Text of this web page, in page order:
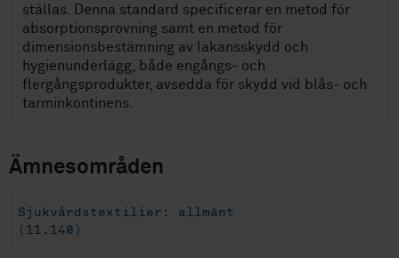
ställas. Denna standard specificerar en metod för
absorptionsprovning samt en metod för
dimensionsbestämning av lakansskydd och
hygienunderlägg, både engångs- och
flergångsprodukter, avsedda för skydd vid blås- och
tarminkontinens.
Ämnesområden
Sjukvårdstextilier: allmänt
(11.140)